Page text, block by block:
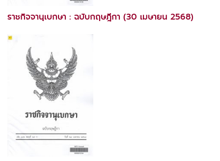
ราชกิจจานุเบกษา : ฉบับกฤษฎีกา (30 เมษายน 2568)